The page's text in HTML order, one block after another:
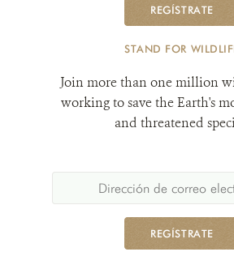
REGÍSTRATE
STAND FOR
Join more than one million
working to save the Earth's
and threatened
REGÍSTRATE